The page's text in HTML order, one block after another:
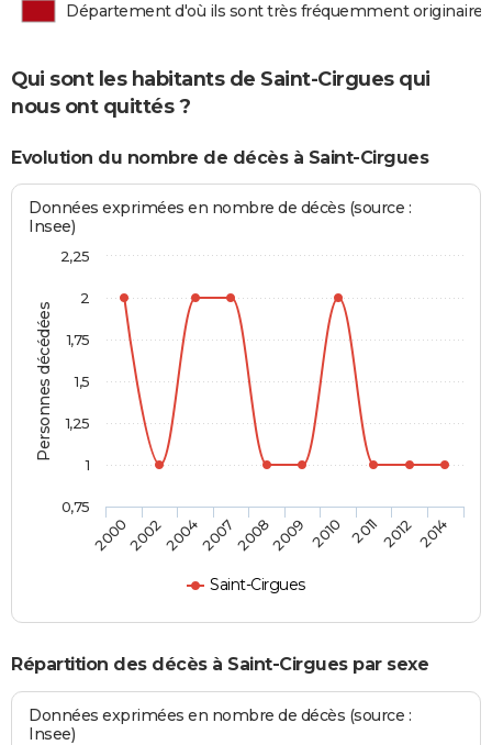
Département d'où ils sont très fréquemment originaires
Qui sont les habitants de Saint-Cirgues qui
nous ont quittés ?
Evolution du nombre de décès à Saint-Cirgues
Personnes décédées
Données exprimées en nombre de décès (source :
Insee)
Saint-Cirgues
200020022004200720082009 2010 20112012 2014
0,75
1
1,25
1,5
1,75
2
2,25
Répartition des décès à Saint-Cirgues par sexe
Données exprimées en nombre de décès (source :
Insee)